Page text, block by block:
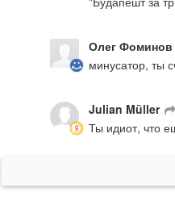
Олег Фоминов
минусатор, ты
Julian Müller
Ты идиот, что